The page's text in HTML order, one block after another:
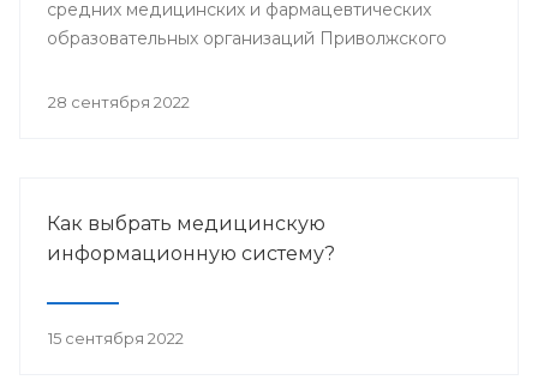
средних медицинских и фармацевтических
образовательных организаций Приволжского
28 сентября 2022
Как выбрать медицинскую
информационную систему?
15 сентября 2022